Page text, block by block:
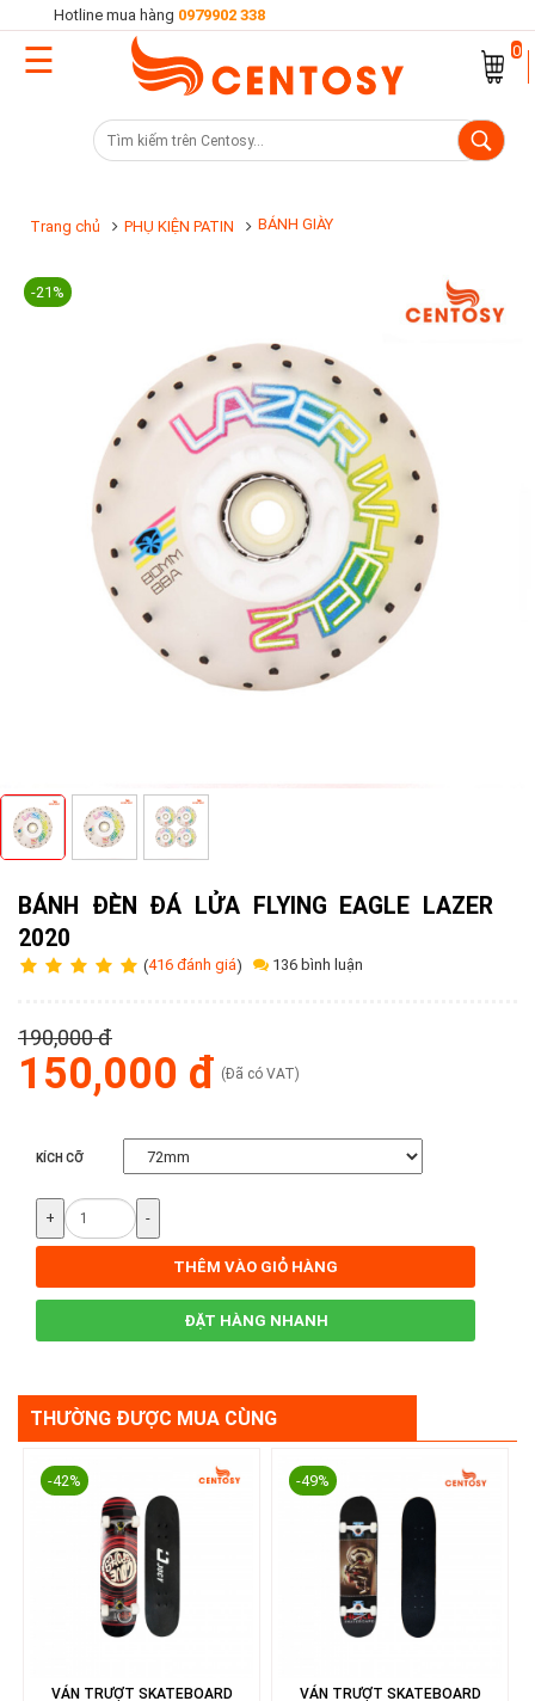
Trang
338
Hotline mua hàng 0979902 338
0
☰
Trang chủ PHỤ KIỆN PATIN BÁNH GIÀY
-21%
BÁNH ĐÈN ĐÁ LỬA FLYING EAGLE LAZER
2020
(416 đánh giá) 136 bình luận
190,000 đ
150,000 đ (Đã có VAT)
KÍCH CỠ
+ -
THÊM VÀO GIỎ HÀNG
ĐẶT HÀNG NHANH
THƯỜNG ĐƯỢC MUA CÙNG
-42%
VÁN TRƯỢT SKATEBOARD
-49%
VÁN TRƯỢT SKATEBOARD